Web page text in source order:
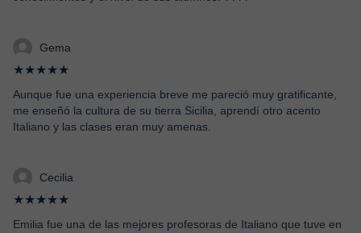
Gema
★★★★★
Aunque fue una experiencia breve me pareció muy gratificante,
me enseñó la cultura de su tierra Sicilia, aprendí otro acento
Italiano y las clases eran muy amenas.
Cecilia
★★★★★
Emilia fue una de las mejores profesoras de Italiano que tuve en